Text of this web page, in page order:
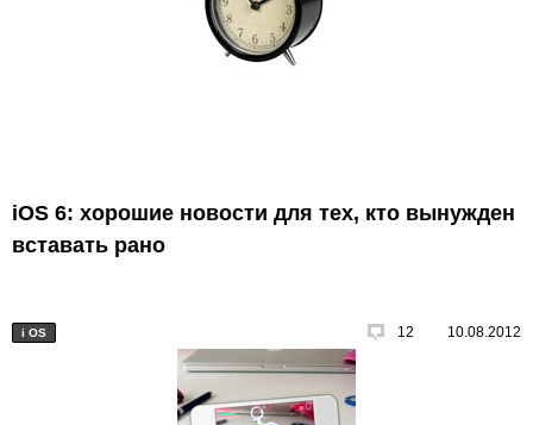
iOS 6: хорошие новости для тех, кто вынужден
вставать рано
i OS 12 10.08.2012